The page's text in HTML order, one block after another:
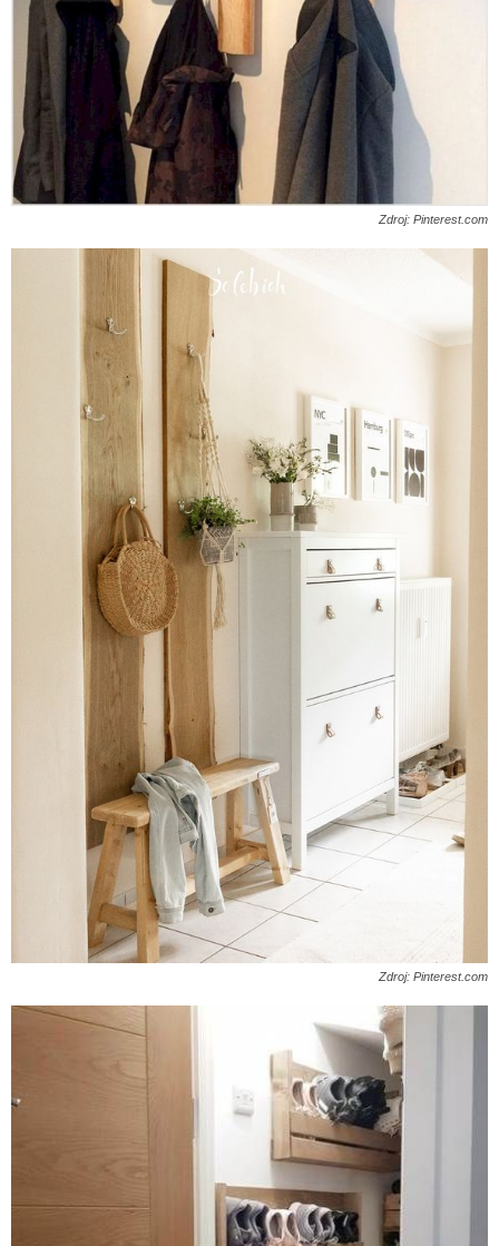
Zdroj: Pinterest.com
Zdroj: Pinterest.com